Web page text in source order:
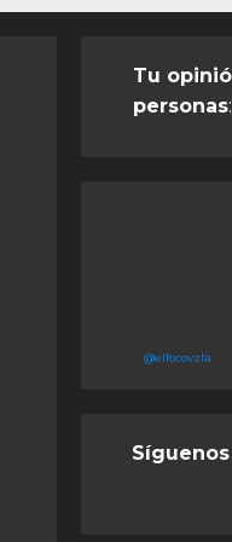
Tu
personas:
@elfocovzla